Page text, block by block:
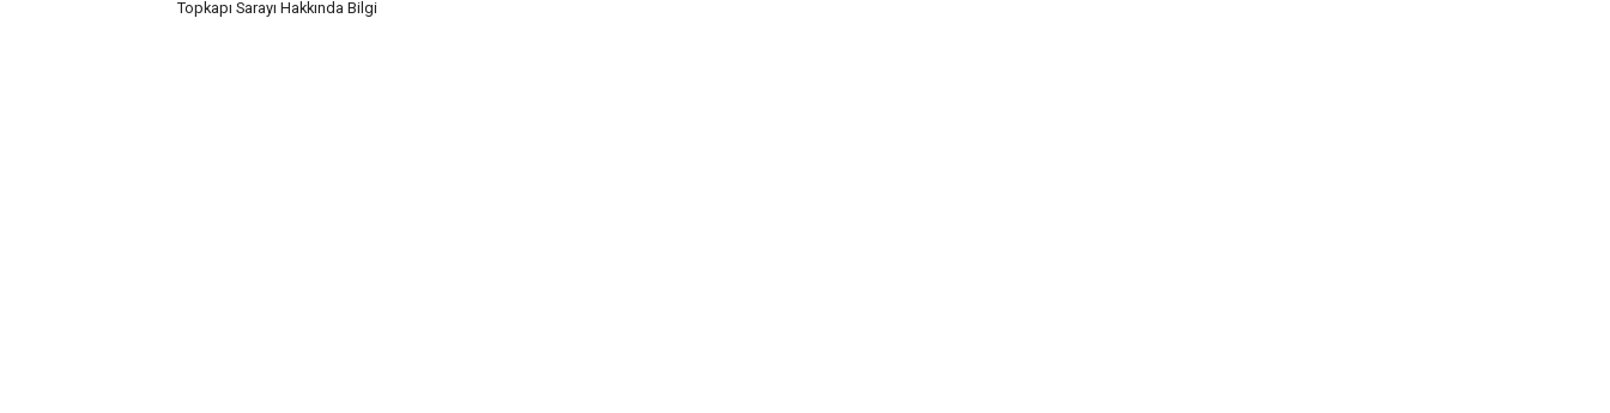
Topkapı Sarayı Hakkında Bilgi